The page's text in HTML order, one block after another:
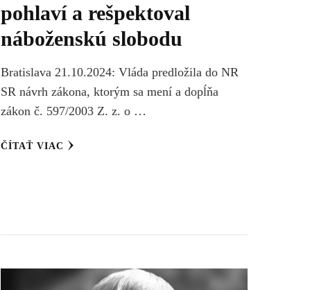
pohlaví a rešpektoval
náboženskú slobodu
Bratislava 21.10.2024: Vláda predložila do NR
SR návrh zákona, ktorým sa mení a dopĺňa
zákon č. 597/2003 Z. z. o …
ČÍTAŤ VIAC